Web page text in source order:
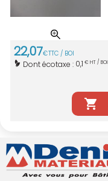
22,07€TTC / BOI
Dont écotaxe : 0,1 € HT / BOI